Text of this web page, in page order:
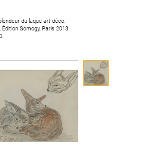
du laque art déco.
Somogy, Paris 2013.
du laque art déco.
Somogy, Paris 2013.